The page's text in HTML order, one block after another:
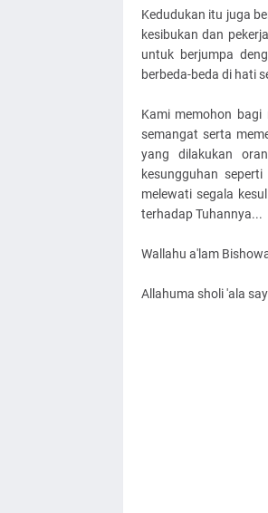
Kedudukan itu juga
kesibukan dan
untuk berjumpa
berbeda-beda di hati
Kami memohon
semangat serta
yang dilakukan
kesungguhan
melewati segala
terhadap Tuhannya...
Wallahu a'lam
Allahuma sholi 'ala